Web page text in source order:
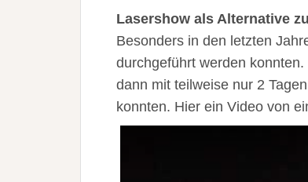
Lasershow als Alternative
Besonders in den letzten
durchgeführt werden
dann mit teilweise nur 2
konnten. Hier ein Video von